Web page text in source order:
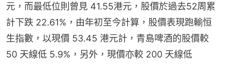
元，而最低位則曾見 41.55港元，股價於過去52周累
計下跌 22.61%，由年初至今計算，股價表現跑輸恒
生指數，以現價 53.45 港元計，青島啤酒的股價較
50 天線低 5.9%，另外，現價亦較 200 天線低